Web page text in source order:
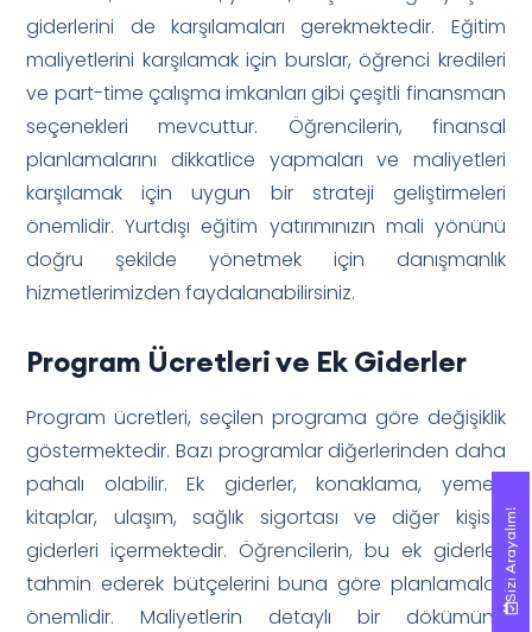
giderlerini de karşılamaları gerekmektedir. Eğitim
maliyetlerini karşılamak için burslar, öğrenci kredileri
ve part-time çalışma imkanları gibi çeşitli finansman
seçenekleri mevcuttur. Öğrencilerin, finansal
planlamalarını dikkatlice yapmaları ve maliyetleri
karşılamak için uygun bir strateji geliştirmeleri
önemlidir. Yurtdışı eğitim yatırımınızın mali yönünü
doğru şekilde yönetmek için danışmanlık
hizmetlerimizden faydalanabilirsiniz.
Program Ücretleri ve Ek Giderler
Program ücretleri, seçilen programa göre değişiklik
göstermektedir. Bazı programlar diğerlerinden daha
pahalı olabilir. Ek giderler, konaklama, yemek,
kitaplar, ulaşım, sağlık sigortası ve diğer kişisel
giderleri içermektedir. Öğrencilerin, bu ek giderleri
tahmin ederek bütçelerini buna göre planlamaları
önemlidir. Maliyetlerin detaylı bir dökümünü
Sizi Arayalım!
Sizi Arayalım!